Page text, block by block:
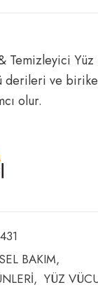
& Temizleyici
derileri ve
olur.
BAKIM
YÜZ